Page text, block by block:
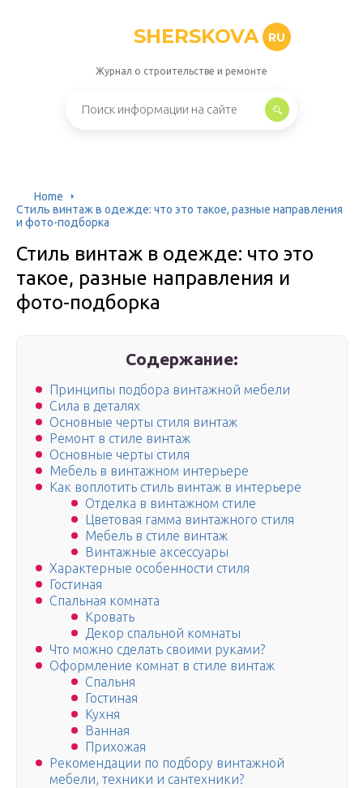
SHERSKOVA RU
Журнал о строительстве и ремонте
Home
Стиль винтаж в одежде: что это такое, разные направления
и фото-подборка
Стиль винтаж в одежде: что это
такое, разные направления и
фото-подборка
Содержание:
Принципы подбора винтажной мебели
Сила в деталях
Основные черты стиля винтаж
Ремонт в стиле винтаж
Основные черты стиля
Мебель в винтажном интерьере
Как воплотить стиль винтаж в интерьере
Отделка в винтажном стиле
Цветовая гамма винтажного стиля
Мебель в стиле винтаж
Винтажные аксессуары
Характерные особенности стиля
Гостиная
Спальная комната
Кровать
Декор спальной комнаты
Что можно сделать своими руками?
Оформление комнат в стиле винтаж
Спальня
Гостиная
Кухня
Ванная
Прихожая
Рекомендации по подбору винтажной
мебели, техники и сантехники?